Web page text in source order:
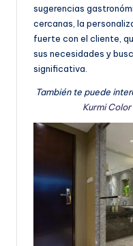
sugerencias
cercanas, la
fuerte con el cliente,
sus necesidades y
significativa.
También te puede
Kurmi